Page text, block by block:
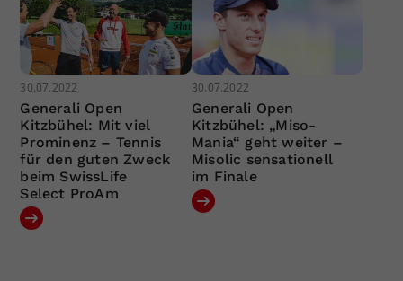
30.07.2022
Generali Open
Kitzbühel: Mit viel
Prominenz – Tennis
für den guten Zweck
beim SwissLife
Select ProAm
30.07.2022
Generali Open
Kitzbühel: „Miso-
Mania“ geht weiter –
Misolic sensationell
im Finale